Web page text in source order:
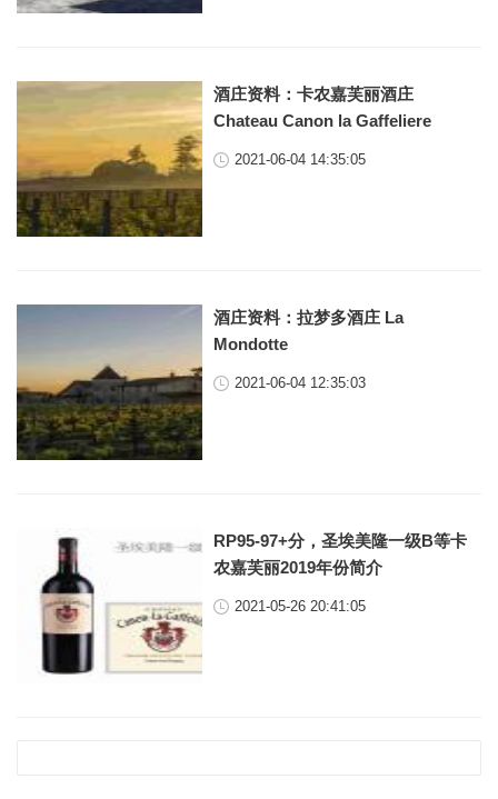
酒庄资料：卡农嘉芙丽酒庄
Chateau Canon la Gaffeliere
2021-06-04 14:35:05
酒庄资料：拉梦多酒庄 La
Mondotte
2021-06-04 12:35:03
RP95-97+分，圣埃美隆一级B等卡
农嘉芙丽2019年份简介
2021-05-26 20:41:05